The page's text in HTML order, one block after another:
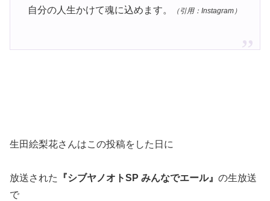
自分の人生かけて魂に込めます。
（引用：Instagram）
生田絵梨花さんはこの投稿をした日に
放送された 『シブヤノオトSP みんなでエール』 の生放送
で